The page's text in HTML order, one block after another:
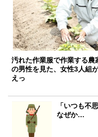
汚れた作業服で作業する農
の男性を見た、女性3人組
えっ
「いつも不
なぜか…